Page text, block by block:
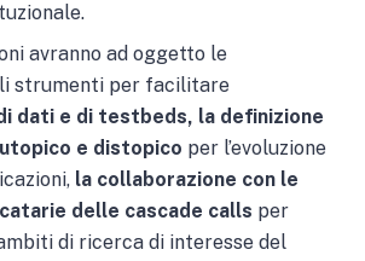
avranno ad oggetto le
strumenti per facilitare
dati e di testbeds, la definizione
e distopico per l’evoluzione
la collaborazione con le
delle cascade calls per
di ricerca di interesse del